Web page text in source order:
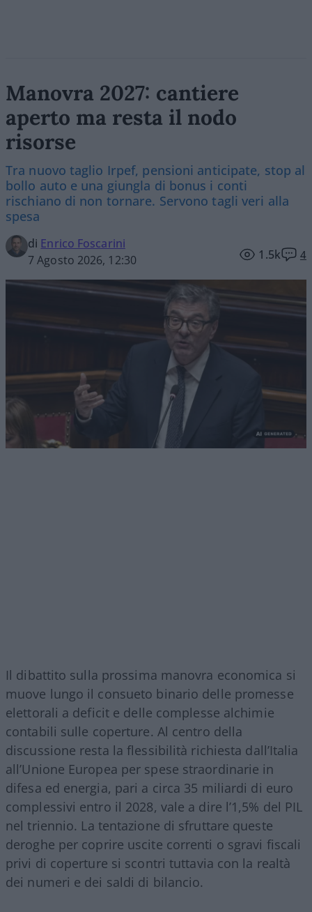
Manovra 2027: cantiere
aperto ma resta il nodo
risorse
Tra nuovo taglio Irpef, pensioni anticipate, stop al
bollo auto e una giungla di bonus i conti
rischiano di non tornare. Servono tagli veri alla
spesa
di Enrico Foscarini
7 Agosto 2026, 12:30
1.5k 4
Il dibattito sulla prossima manovra economica si
muove lungo il consueto binario delle promesse
elettorali a deficit e delle complesse alchimie
contabili sulle coperture. Al centro della
discussione resta la flessibilità richiesta dall’Italia
all’Unione Europea per spese straordinarie in
difesa ed energia, pari a circa 35 miliardi di euro
complessivi entro il 2028, vale a dire l’1,5% del PIL
nel triennio. La tentazione di sfruttare queste
deroghe per coprire uscite correnti o sgravi fiscali
privi di coperture si scontri tuttavia con la realtà
dei numeri e dei saldi di bilancio.